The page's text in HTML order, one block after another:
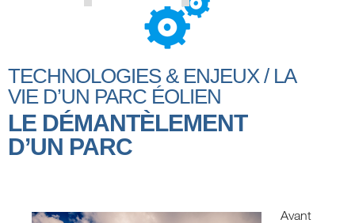
TECHNOLOGIES & ENJEUX / LA
VIE D’UN PARC ÉOLIEN
LE DÉMANTÈLEMENT
D’UN PARC
Avant